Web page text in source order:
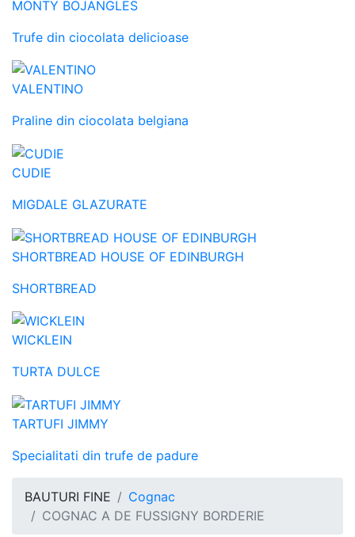
MONTY BOJANGLES
Trufe din ciocolata delicioase
VALENTINO
Praline din ciocolata belgiana
CUDIE
MIGDALE GLAZURATE
SHORTBREAD HOUSE OF EDINBURGH
SHORTBREAD
WICKLEIN
TURTA DULCE
TARTUFI JIMMY
Specialitati din trufe de padure
BAUTURI FINE
Cognac
COGNAC A DE FUSSIGNY BORDERIE